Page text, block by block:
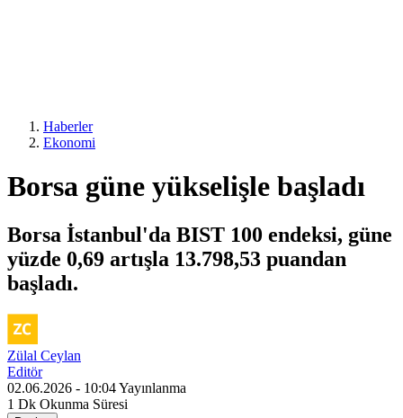
Haberler
Ekonomi
Borsa güne yükselişle başladı
Borsa İstanbul'da BIST 100 endeksi, güne
yüzde 0,69 artışla 13.798,53 puandan
başladı.
Zülal Ceylan
Editör
02.06.2026 - 10:04Yayınlanma
1 Dk Okunma Süresi